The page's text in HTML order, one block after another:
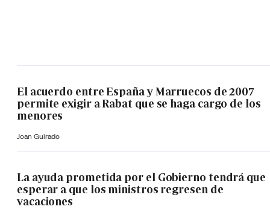
El acuerdo entre España y Marruecos de 2007
permite exigir a Rabat que se haga cargo de los
menores
Joan Guirado
La ayuda prometida por el Gobierno tendrá que
esperar a que los ministros regresen de
vacaciones